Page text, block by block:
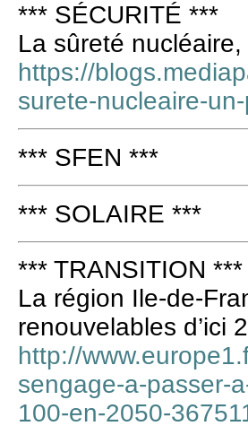
*** SÉCURITÉ ***
La sûreté
https://
surete-nucleaire-
*** SFEN ***
*** SOLAIRE ***
*** TRANSITION ***
La région Ile-de-
renouvelables d’ici
http://
sengage-a-passer-
100-en-2050-